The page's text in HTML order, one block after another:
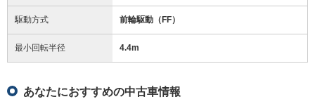
駆動方式 前輪駆動（FF）
最小回転半径 4.4m
あなたにおすすめの中古車情報